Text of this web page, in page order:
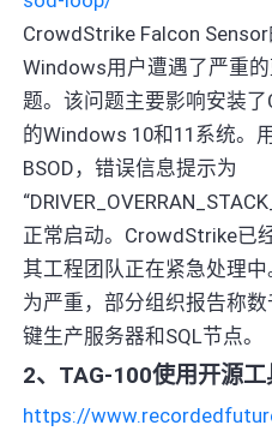
CrowdStrike Falcon
Windows用户遭遇了严重
题。该问题主要影响安装
的Windows 10和11系统。
BSOD，错误信息提示为
正常启动。CrowdStrike已
其工程团队正在紧急处理
为严重，部分组织报告称
键生产服务器和SQL节点。
2、TAG-100使用开源
https://